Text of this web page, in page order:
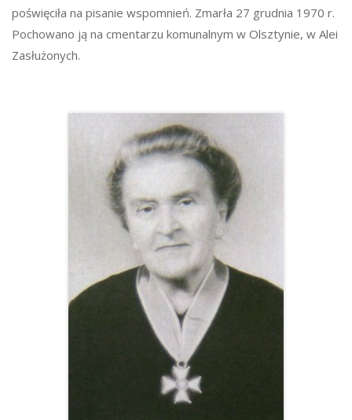
poświęciła na pisanie wspomnień. Zmarła 27 grudnia 1970 r.
Pochowano ją na cmentarzu komunalnym w Olsztynie, w Alei
Zasłużonych.